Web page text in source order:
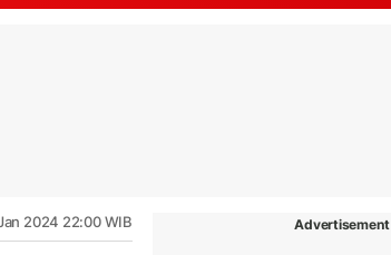
2024 22:00 WIB Advertisement